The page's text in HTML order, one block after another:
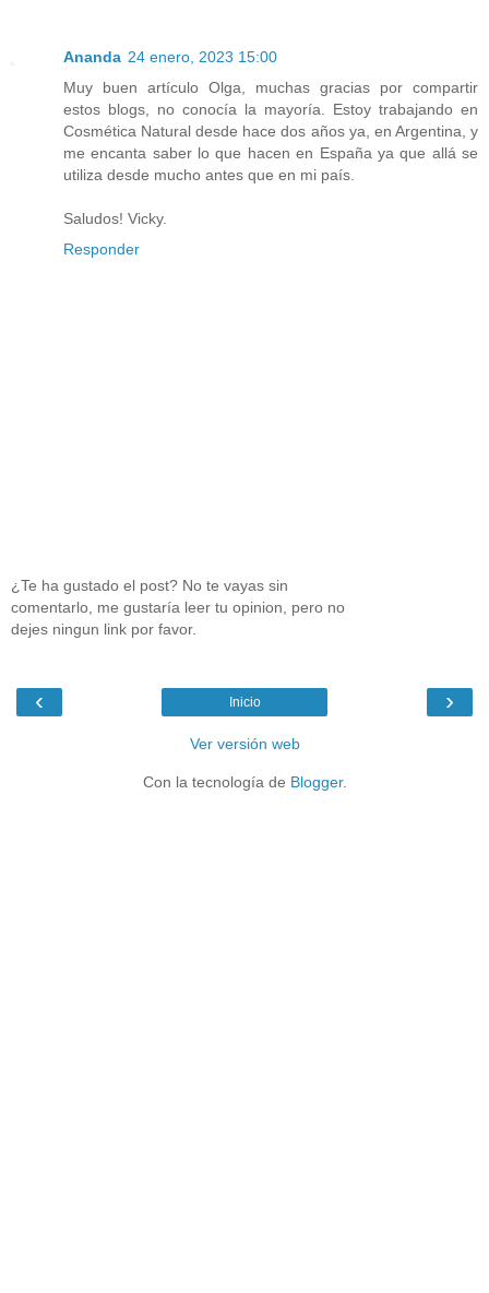
Ananda 24 enero, 2023 15:00
Muy buen artículo Olga, muchas gracias por compartir
estos blogs, no conocía la mayoría. Estoy trabajando en
Cosmética Natural desde hace dos años ya, en Argentina, y
me encanta saber lo que hacen en España ya que allá se
utiliza desde mucho antes que en mi país.
Saludos! Vicky.
Responder
¿Te ha gustado el post? No te vayas sin
comentarlo, me gustaría leer tu opinion, pero no
dejes ningun link por favor.
‹ ›
Inicio
Ver versión web
Con la tecnología de Blogger.